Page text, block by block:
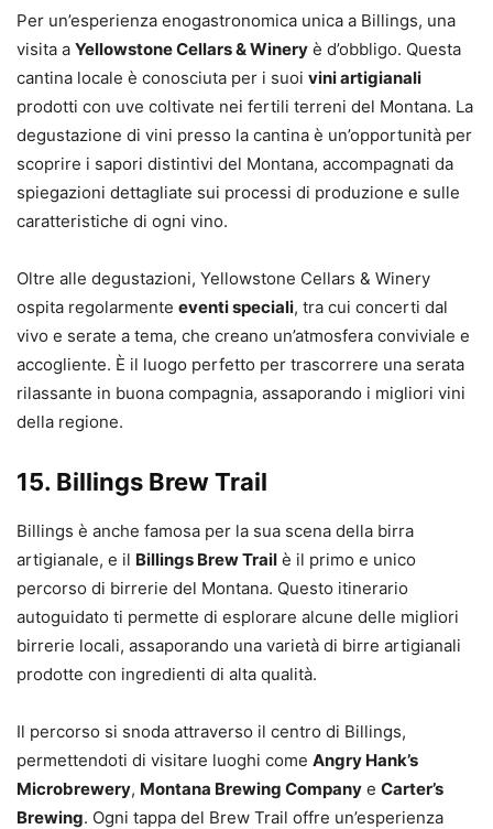
Per un’esperienza enogastronomica unica a Billings, una
visita a Yellowstone Cellars & Winery è d’obbligo. Questa
cantina locale è conosciuta per i suoi vini artigianali
prodotti con uve coltivate nei fertili terreni del Montana. La
degustazione di vini presso la cantina è un’opportunità per
scoprire i sapori distintivi del Montana, accompagnati da
spiegazioni dettagliate sui processi di produzione e sulle
caratteristiche di ogni vino.
Oltre alle degustazioni, Yellowstone Cellars & Winery
ospita regolarmente eventi speciali, tra cui concerti dal
vivo e serate a tema, che creano un’atmosfera conviviale e
accogliente. È il luogo perfetto per trascorrere una serata
rilassante in buona compagnia, assaporando i migliori vini
della regione.
15. Billings Brew Trail
Billings è anche famosa per la sua scena della birra
artigianale, e il Billings Brew Trail è il primo e unico
percorso di birrerie del Montana. Questo itinerario
autoguidato ti permette di esplorare alcune delle migliori
birrerie locali, assaporando una varietà di birre artigianali
prodotte con ingredienti di alta qualità.
Il percorso si snoda attraverso il centro di Billings,
permettendoti di visitare luoghi come Angry Hank’s
Microbrewery, Montana Brewing Company e Carter’s
Brewing. Ogni tappa del Brew Trail offre un’esperienza